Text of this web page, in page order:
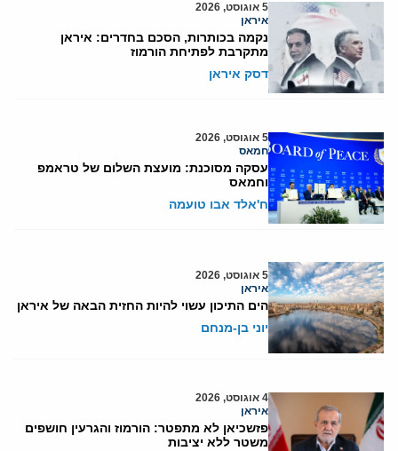
5 אוגוסט, 2026
איראן
נקמה בכותרות, הסכם בחדרים: איראן
מתקרבת לפתיחת הורמוז
דסק איראן
5 אוגוסט, 2026
חמאס
עסקה מסוכנת: מועצת השלום של טראמפ
וחמאס
ח'אלד אבו טועמה
5 אוגוסט, 2026
איראן
הים התיכון עשוי להיות החזית הבאה של איראן
יוני בן-מנחם
4 אוגוסט, 2026
איראן
פזשכיאן לא מתפטר: הורמוז והגרעין חושפים
משטר ללא יציבות